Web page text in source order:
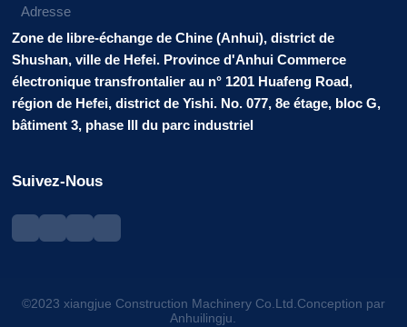
Adresse
Zone de libre-échange de Chine (Anhui), district de
Shushan, ville de Hefei. Province d'Anhui Commerce
électronique transfrontalier au n° 1201 Huafeng Road,
région de Hefei, district de Yishi. No. 077, 8e étage, bloc G,
bâtiment 3, phase III du parc industriel
Suivez-Nous
©2023 xiangjue Construction Machinery Co.Ltd.Conception par
Anhuilingju.